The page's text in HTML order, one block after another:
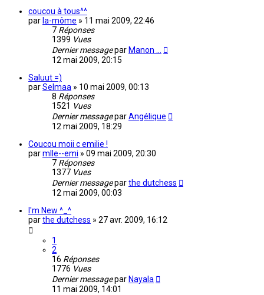
coucou à tous^^
par la-môme » 11 mai 2009, 22:46
7 Réponses
1399 Vues
Dernier messagepar Manon ...
12 mai 2009, 20:15
Saluut =)
parSelmaa » 10 mai 2009, 00:13
8 Réponses
1521 Vues
Dernier messageparAngélique
12 mai 2009, 18:29
Coucou moii c emilie !
parmlle--emi » 09 mai 2009, 20:30
7 Réponses
1377 Vues
Dernier messageparthe dutchess
12 mai 2009, 00:03
I'm New ^_^
parthe dutchess » 27 avr. 2009, 16:12
1
2
16 Réponses
1776 Vues
Dernier messagepar Nayala
11 mai 2009, 14:01